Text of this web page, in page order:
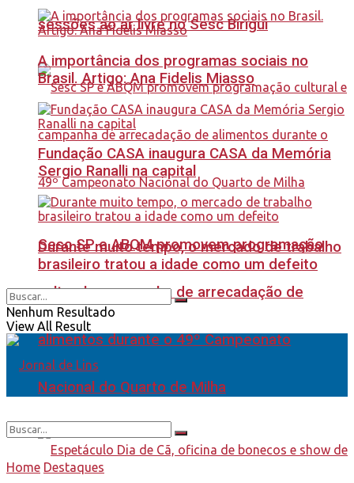
sessões ao ar livre no Sesc Birigui
Sesc SP e ABQM promovem programação
cultural e campanha de arrecadação de
alimentos durante o 49º Campeonato
Nacional do Quarto de Milha
A importância dos programas sociais no
Brasil. Artigo: Ana Fidelis Miasso
Fundação CASA inaugura CASA da Memória
Sergio Ranalli na capital
Durante muito tempo, o mercado de trabalho
brasileiro tratou a idade como um defeito
Nenhum Resultado
View All Result
Home Destaques